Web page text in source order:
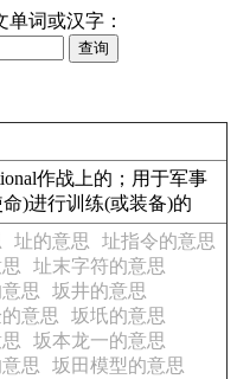
词或汉字：
作战上的；用于军事
)进行训练(或装备)的
址的意思
址指令的意思
址末字符的意思
思
坂井的意思
意思
坂坁的意思
坂本龙一的意思
思
坂田模型的意思